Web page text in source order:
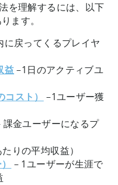
を理解するには、以下
ます。
戻ってくるプレイヤ
益–1日のアクティブユ
スト）
–1ユーザー獲
課金ユーザーになるプ
りの平均収益）
– 1ユーザーが生涯で